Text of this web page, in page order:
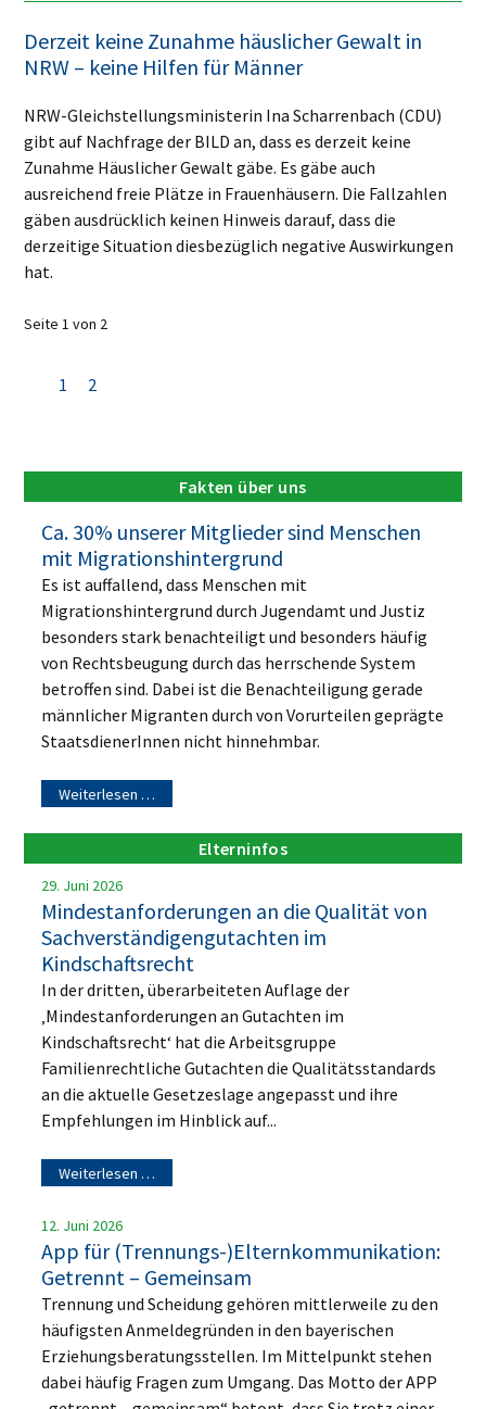
Derzeit keine Zunahme häuslicher Gewalt in
NRW – keine Hilfen für Männer
NRW-Gleichstellungsministerin Ina Scharrenbach (CDU)
gibt auf Nachfrage der BILD an, dass es derzeit keine
Zunahme Häuslicher Gewalt gäbe. Es gäbe auch
ausreichend freie Plätze in Frauenhäusern. Die Fallzahlen
gäben ausdrücklich keinen Hinweis darauf, dass die
derzeitige Situation diesbezüglich negative Auswirkungen
hat.
Seite 1 von 2
1 2
Fakten über uns
Ca. 30% unserer Mitglieder sind Menschen
mit Migrationshintergrund
Es ist auffallend, dass Menschen mit
Migrationshintergrund durch Jugendamt und Justiz
besonders stark benachteiligt und besonders häufig
von Rechtsbeugung durch das herrschende System
betroffen sind. Dabei ist die Benachteiligung gerade
männlicher Migranten durch von Vorurteilen geprägte
StaatsdienerInnen nicht hinnehmbar.
Weiterlesen …
Elterninfos
29. Juni 2026
Mindestanforderungen an die Qualität von
Sachverständigengutachten im
Kindschaftsrecht
In der dritten, überarbeiteten Auflage der
‚Mindestanforderungen an Gutachten im
Kindschaftsrecht‘ hat die Arbeitsgruppe
Familienrechtliche Gutachten die Qualitätsstandards
an die aktuelle Gesetzeslage angepasst und ihre
Empfehlungen im Hinblick auf...
Weiterlesen …
12. Juni 2026
App für (Trennungs-)Elternkommunikation:
Getrennt – Gemeinsam
Trennung und Scheidung gehören mittlerweile zu den
häufigsten Anmeldegründen in den bayerischen
Erziehungsberatungsstellen. Im Mittelpunkt stehen
dabei häufig Fragen zum Umgang. Das Motto der APP